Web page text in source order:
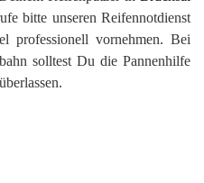
bitte unseren Reifennotdienst
professionell vornehmen. Bei
solltest Du die Pannenhilfe
überlassen.